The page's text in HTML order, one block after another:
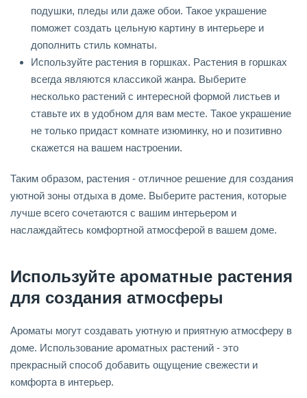
подушки, пледы или даже обои. Такое украшение
поможет создать цельную картину в интерьере и
дополнить стиль комнаты.
Используйте растения в горшках. Растения в горшках
всегда являются классикой жанра. Выберите
несколько растений с интересной формой листьев и
ставьте их в удобном для вам месте. Такое украшение
не только придаст комнате изюминку, но и позитивно
скажется на вашем настроении.
Таким образом, растения - отличное решение для создания
уютной зоны отдыха в доме. Выберите растения, которые
лучше всего сочетаются с вашим интерьером и
наслаждайтесь комфортной атмосферой в вашем доме.
Используйте ароматные растения
для создания атмосферы
Ароматы могут создавать уютную и приятную атмосферу в
доме. Использование ароматных растений - это
прекрасный способ добавить ощущение свежести и
комфорта в интерьер.